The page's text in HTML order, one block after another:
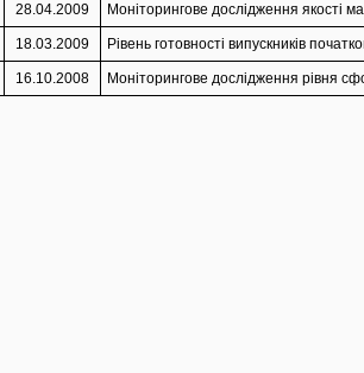
28.04.2009 Моніторингове дослідження якості
18.03.2009 Рівень готовності випускників
16.10.2008 Моніторингове дослідження рівня